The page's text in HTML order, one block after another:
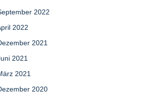
2022
2022
2021
2021
2021
2020